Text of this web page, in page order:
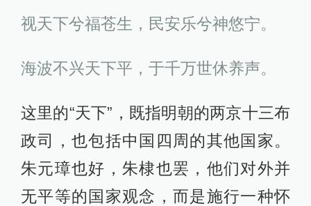
视天下兮福苍生，民安乐兮神悠宁。
海波不兴天下平，于千万世休养声。
这里的“天下”，既指明朝的两京十三布
政司，也包括中国四周的其他国家。
朱元璋也好，朱棣也罢，他们对外并
无平等的国家观念，而是施行一种怀